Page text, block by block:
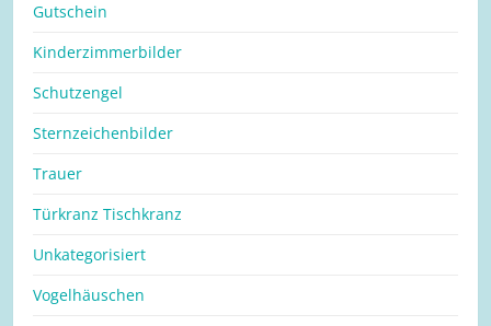
Gutschein
Kinderzimmerbilder
Schutzengel
Sternzeichenbilder
Trauer
Türkranz Tischkranz
Unkategorisiert
Vogelhäuschen